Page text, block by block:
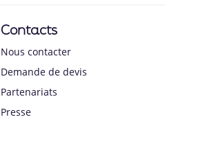
Contacts
Nous contacter
Demande de devis
Partenariats
Presse